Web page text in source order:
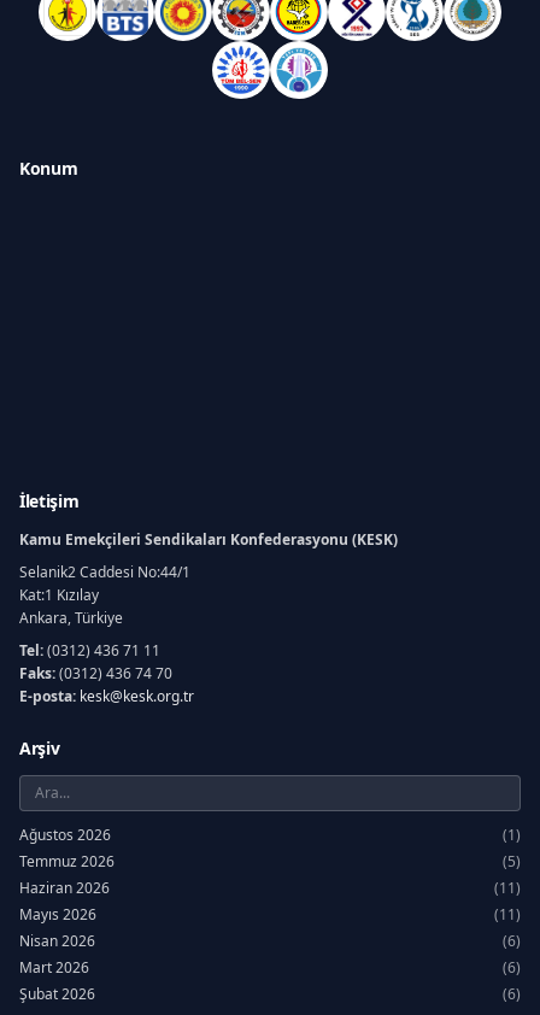
Konum
İletişim
Kamu Emekçileri Sendikaları Konfederasyonu (KESK)
Selanik2 Caddesi No:44/1
Kat:1 Kızılay
Ankara, Türkiye
Tel:(0312) 436 71 11
Faks:(0312) 436 74 70
E-posta: kesk@kesk.org.tr
Arşiv
Ağustos 2026
(1)
Temmuz 2026
(5)
Haziran 2026
(11)
Mayıs 2026
(11)
Nisan 2026
(6)
Mart 2026
(6)
Şubat 2026
(6)